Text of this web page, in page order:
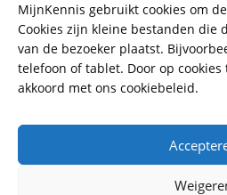
MijnKennis gebruikt cookies om
Cookies zijn kleine bestanden die
van de bezoeker plaatst.
telefoon of tablet. Door op cookies
akkoord met ons cookiebeleid.
085 - 485 4111
info@mijnkennis.nl
Volg ons
Statement,